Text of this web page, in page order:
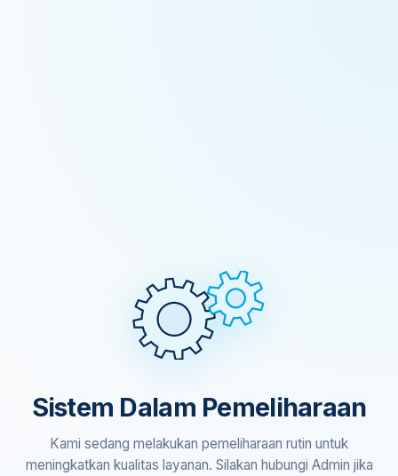
Sistem Dalam Pemeliharaan
Kami sedang melakukan pemeliharaan rutin untuk
meningkatkan kualitas layanan. Silakan hubungi Admin jika